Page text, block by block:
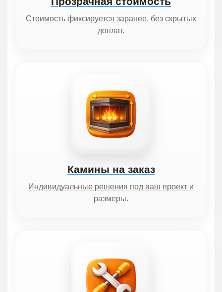
Стоимость фиксируется заранее, без скрытых
доплат.
Камины на заказ
Индивидуальные решения под ваш проект и
размеры.